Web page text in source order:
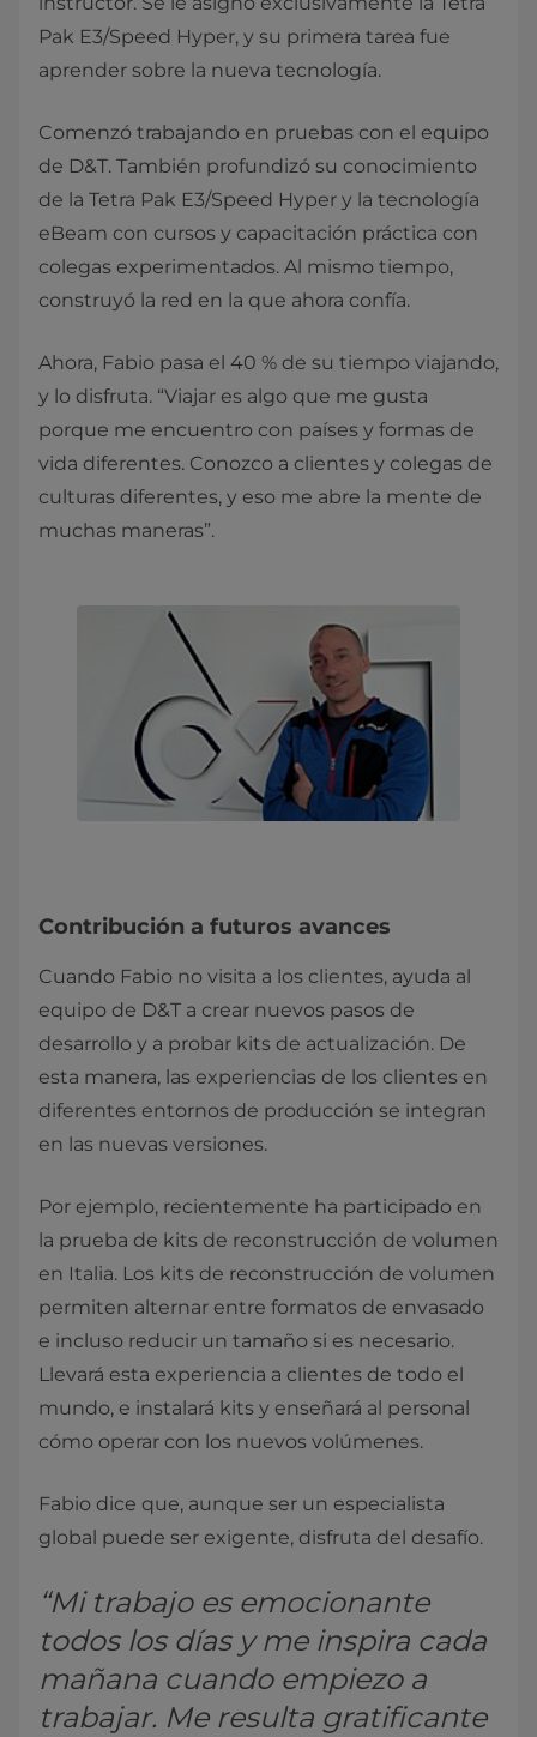
Pak E3/Speed Hyper, y su primera tarea fue
aprender sobre la nueva tecnología.
Comenzó trabajando en pruebas con el equipo
de D&T. También profundizó su conocimiento
de la Tetra Pak E3/Speed Hyper y la tecnología
eBeam con cursos y capacitación práctica con
colegas experimentados. Al mismo tiempo,
construyó la red en la que ahora confía.
Ahora, Fabio pasa el 40 % de su tiempo viajando,
y lo disfruta. “Viajar es algo que me gusta
porque me encuentro con países y formas de
vida diferentes. Conozco a clientes y colegas de
culturas diferentes, y eso me abre la mente de
muchas maneras”.
Contribución a futuros avances
Cuando Fabio no visita a los clientes, ayuda al
equipo de D&T a crear nuevos pasos de
desarrollo y a probar kits de actualización. De
esta manera, las experiencias de los clientes en
diferentes entornos de producción se integran
en las nuevas versiones.
Por ejemplo, recientemente ha participado en
la prueba de kits de reconstrucción de volumen
en Italia. Los kits de reconstrucción de volumen
permiten alternar entre formatos de envasado
e incluso reducir un tamaño si es necesario.
Llevará esta experiencia a clientes de todo el
mundo, e instalará kits y enseñará al personal
cómo operar con los nuevos volúmenes.
Fabio dice que, aunque ser un especialista
global puede ser exigente, disfruta del desafío.
“Mi trabajo es emocionante
todos los días y me inspira cada
mañana cuando empiezo a
trabajar. Me resulta gratificante